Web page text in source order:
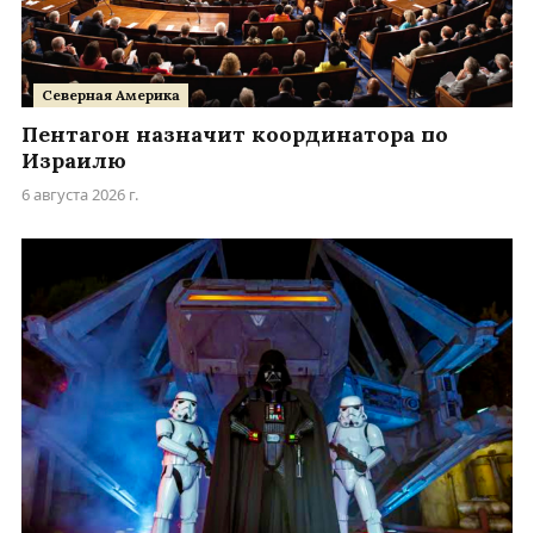
Северная Америка
Пентагон назначит координатора по
Израилю
6 августа 2026 г.